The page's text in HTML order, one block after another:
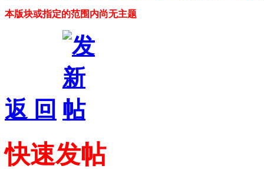
本版块或指定的范围内尚无主题
返 回
快速发帖